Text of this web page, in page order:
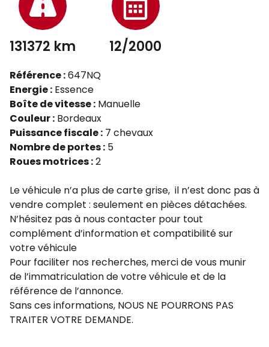
131372 km 12/2000
Référence :647NQ
Energie : Essence
Boîte de vitesse : Manuelle
Couleur : Bordeaux
Puissance fiscale : 7 chevaux
Nombre de portes : 5
Roues motrices :2
Le véhicule n’a plus de carte grise, il n’est donc pas à
vendre complet : seulement en pièces détachées.
N’hésitez pas à nous contacter pour tout
complément d’information et compatibilité sur
votre véhicule
Pour faciliter nos recherches, merci de vous munir
de l’immatriculation de votre véhicule et de la
référence de l’annonce.
Sans ces informations, NOUS NE POURRONS PAS
TRAITER VOTRE DEMANDE.